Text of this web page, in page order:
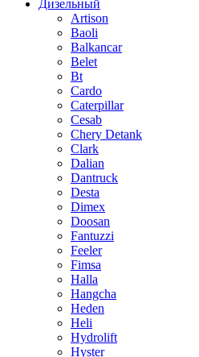
Дизельный
Artison
Baoli
Balkancar
Belet
Bt
Cardo
Caterpillar
Cesab
Chery Detank
Clark
Dalian
Dantruck
Desta
Dimex
Doosan
Fantuzzi
Feeler
Fimsa
Halla
Hangcha
Heden
Heli
Hydrolift
Hyster